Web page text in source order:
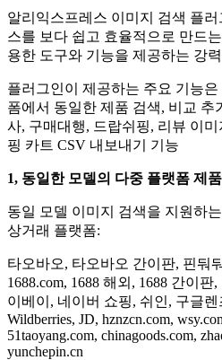
알리익스프레스 이미지 검색 플
스를 보다 쉽고 효율적으로 만드
용한 도구와 기능을 제공하는 강
플러그인이 제공하는 주요 기능
폼에서 동일한 제품 검색, 비교 추
사, 구매대행, 드랍쉬핑, 리뷰 이
핑 카트 CSV 내보내기 기능
1, 동일한 모델의 다중 플랫폼 제
동일 모델 이미지 검색을 지원하
상거래 플랫폼:
타오바오, 타오바오 간이판, 핀둬
1688.com, 1688 해외, 1688 간이
이베이, 네이버 쇼핑, 쉬인, 구글
Wildberries, JD, hznzcn.com,
51taoyang.com, chinagoods.com,
yunchepin.cn